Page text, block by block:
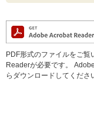
PDF形式のファイルをご
Readerが必要です。
らダウンロードしてくださ